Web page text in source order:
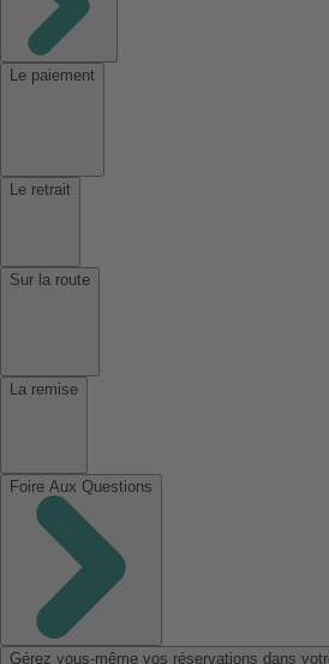
Le paiement
Le retrait
Sur la route
La remise
Foire Aux Questions
Gérez vous-même vos réservations dans